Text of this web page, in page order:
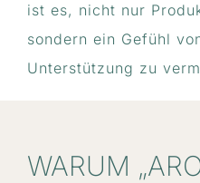
ist es, nicht nur
sondern ein Gefühl
Unterstützung zu
WARUM